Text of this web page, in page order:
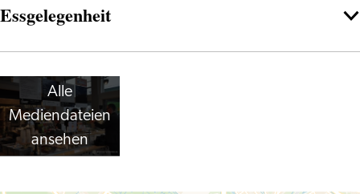
Essgelegenheit
Alle
Mediendateien
ansehen